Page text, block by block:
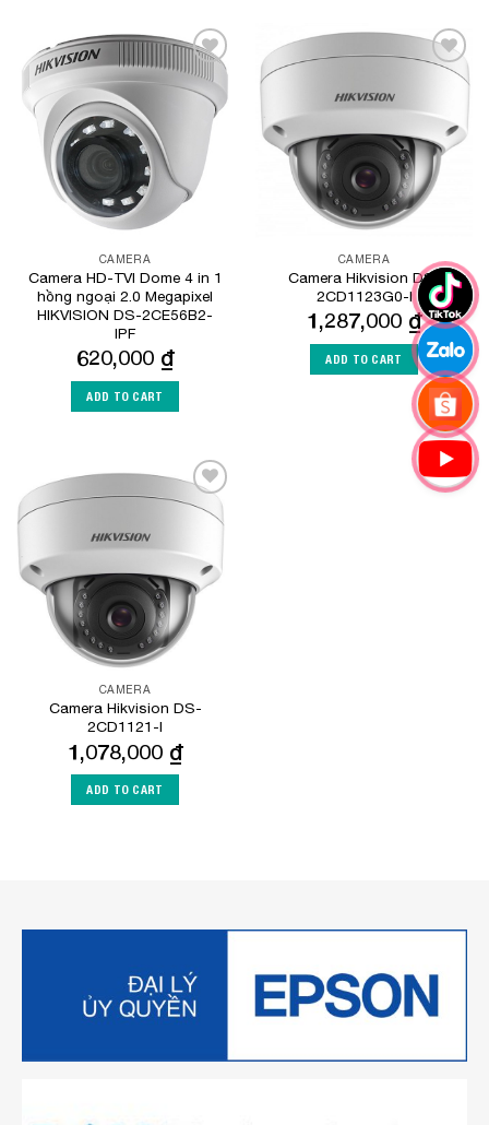
Add to
Wishlist
CAMERA
Camera HD-TVI Dome 4 in 1
hồng ngoại 2.0 Megapixel
HIKVISION DS-2CE56B2-
IPF
620,000 ₫
ADD TO CART
Add to
CAMERA
Camera Hikvision DS-
2CD1123G0-I
1,287,000 ₫
ADD TO CART
Add to
Wishlist
CAMERA
Camera Hikvision DS-
2CD1121-I
1,078,000 ₫
ADD TO CART